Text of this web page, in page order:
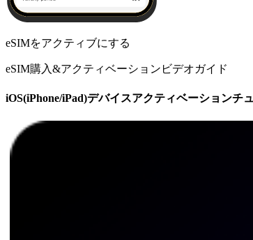
eSIMをアクティブにする
eSIM購入&アクティベーションビデオガイド
iOS(iPhone/iPad)デバイスアクティベーションチ